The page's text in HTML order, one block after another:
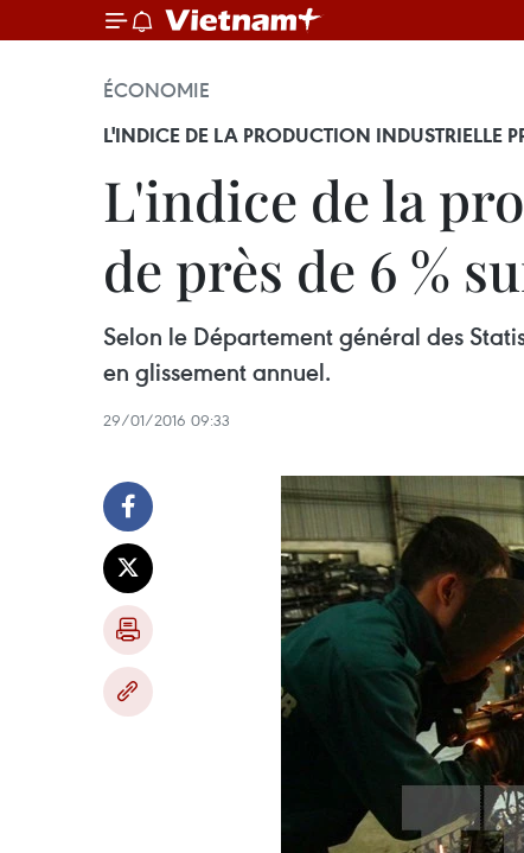
ÉCONOMIE
L'INDICE DE LA PRODUCTION INDUSTRIELLE
L'indice de la
de près de 6 %
Selon le Département général des
en glissement annuel.
29/01/2016 09:33